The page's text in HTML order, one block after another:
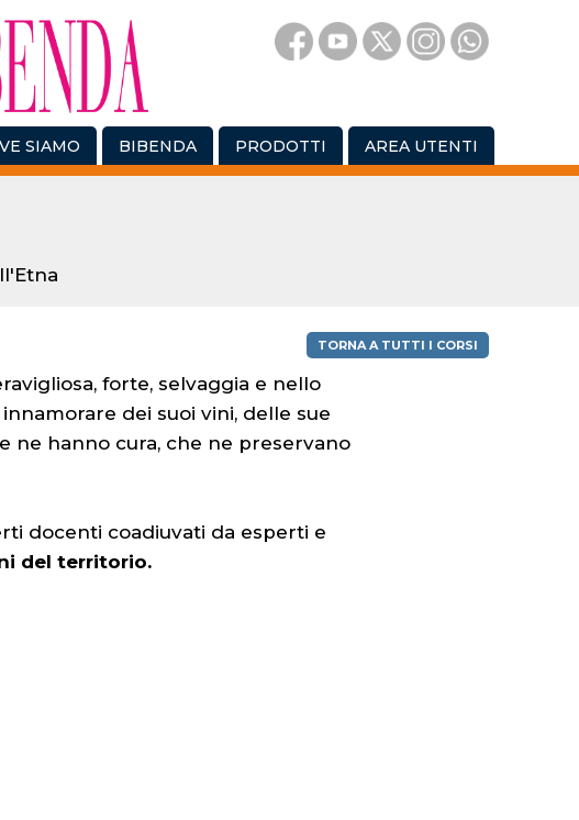
SIAMO BIBENDA PRODOTTI AREA UTENTI
TORNA A TUTTI I CORSI
forte, selvaggia e nello
dei suoi vini, delle sue
ne hanno cura, che ne preservano
docenti coadiuvati da esperti e
del territorio.